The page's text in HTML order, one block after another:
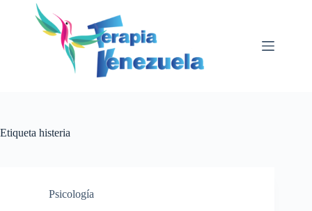
contenido
Etiqueta histeria
Psicología